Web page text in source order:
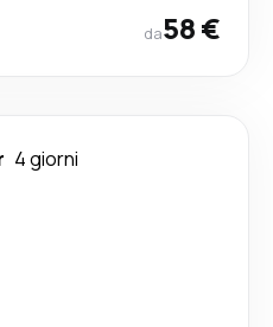
da58 €
4 giorni